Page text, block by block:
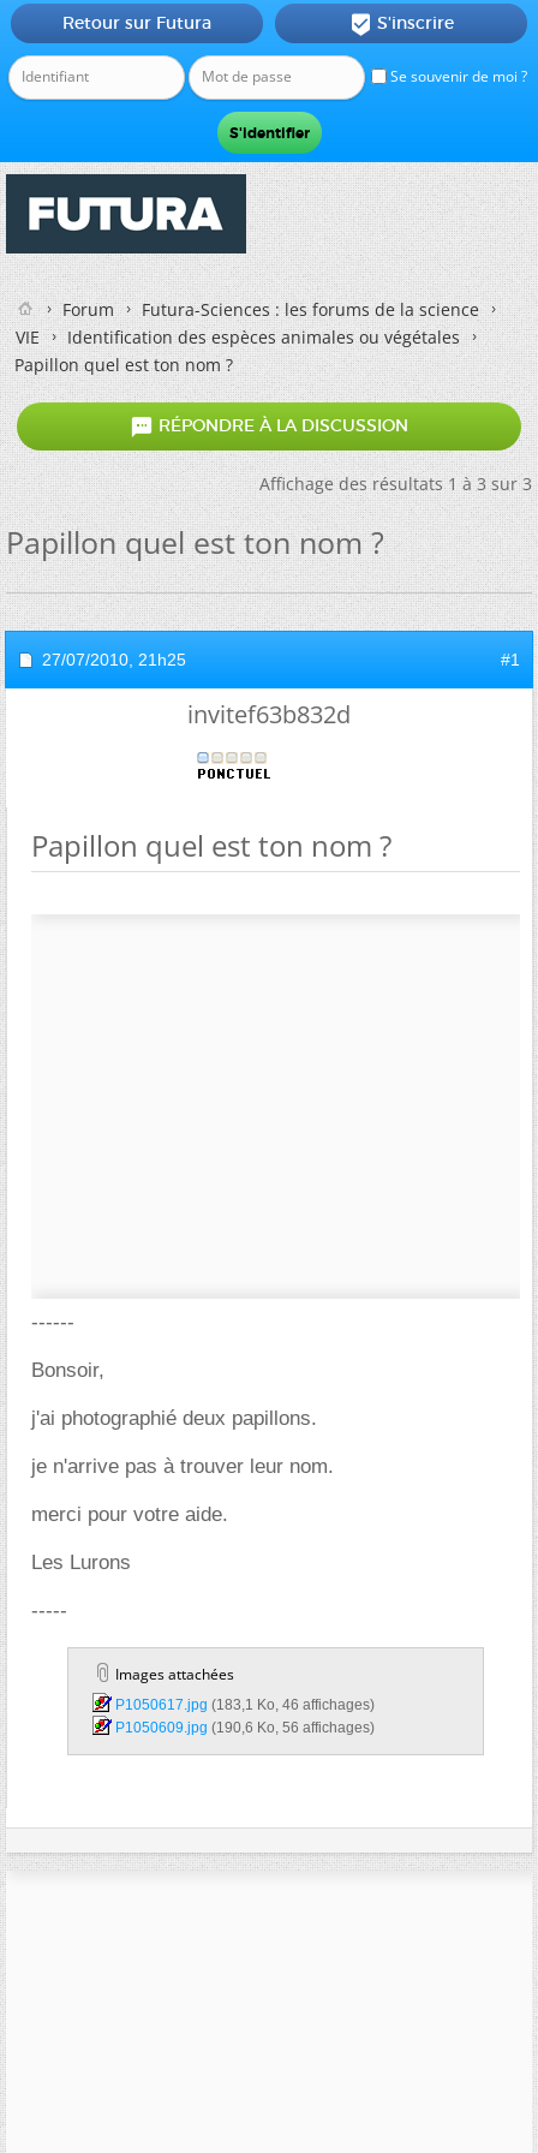
Se souvenir de moi ?
Retour sur Futura  S'inscrire
Forum
Futura-Sciences : les forums de la science
VIE
Identification des espèces animales ou végétales
Papillon quel est ton nom ?
 RÉPONDRE À LA DISCUSSION
Affichage des résultats 1 à 3 sur 3
Papillon quel est ton nom ?
27/07/2010, 21h25 #1
invitef63b832d
Papillon quel est ton nom ?
------
Bonsoir,
j'ai photographié deux papillons.
je n'arrive pas à trouver leur nom.
merci pour votre aide.
Les Lurons
-----
Images attachées
P1050617.jpg‎ (183,1 Ko, 46 affichages)
P1050609.jpg‎ (190,6 Ko, 56 affichages)